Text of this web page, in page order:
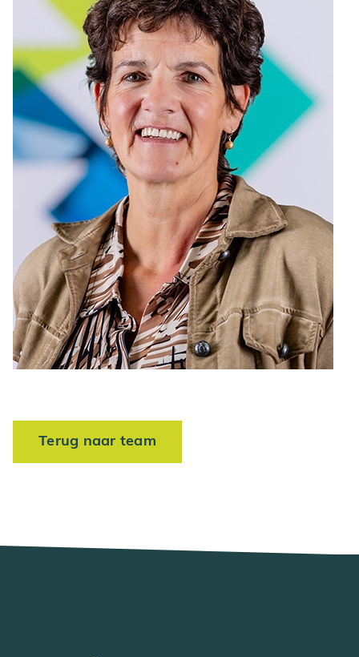
Terug naar team